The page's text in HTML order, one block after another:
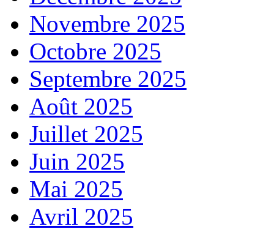
Novembre 2025
Octobre 2025
Septembre 2025
Août 2025
Juillet 2025
Juin 2025
Mai 2025
Avril 2025